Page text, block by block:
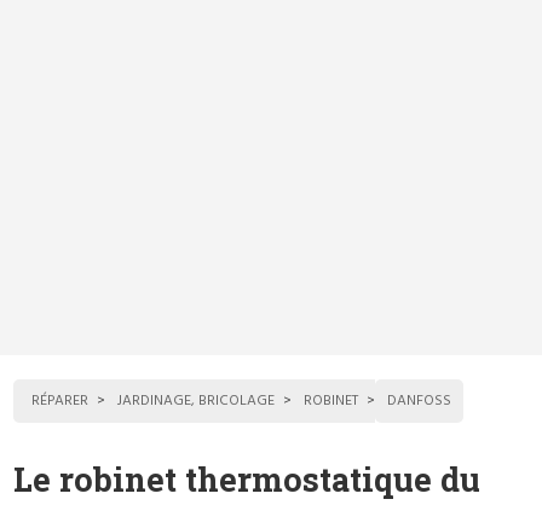
RÉPARER JARDINAGE, BRICOLAGE ROBINET DANFOSS
Le robinet thermostatique du